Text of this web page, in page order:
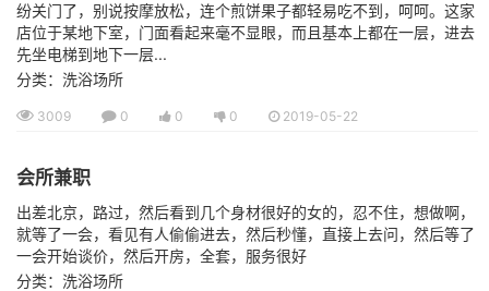
纷关门了，别说按摩放松，连个煎饼果子都轻易吃不到，呵呵。这家
店位于某地下室，门面看起来毫不显眼，而且基本上都在一层，进去
先坐电梯到地下一层...
分类：洗浴场所
3009 0 0 0 2019-05-22
会所兼职
出差北京，路过，然后看到几个身材很好的女的，忍不住，想做啊，
就等了一会，看见有人偷偷进去，然后秒懂，直接上去问，然后等了
一会开始谈价，然后开房，全套，服务很好
分类：洗浴场所